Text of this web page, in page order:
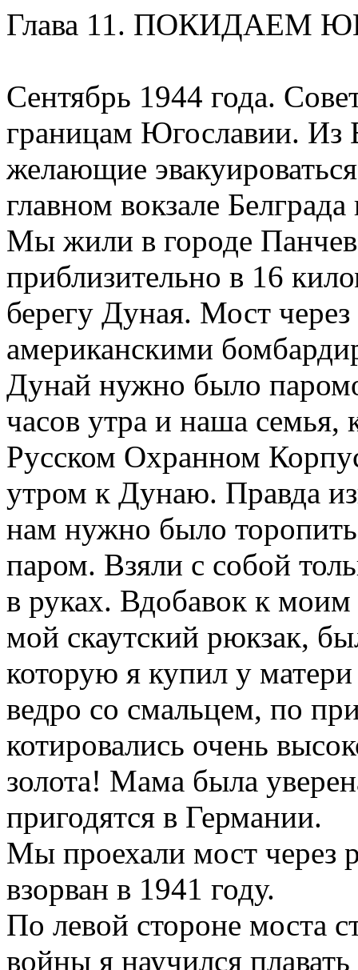
Глава 11. ПОКИДАЕМ
Сентябрь 1944 года.
границам Югославии. Из
желающие
главном вокзале
Мы жили в городе
приблизительно в 16
берегу Дуная. Мост
американскими
Дунай нужно было
часов утра и наша семья,
Русском Охранном
утром к Дунаю. Правда
нам нужно было
паром. Взяли с собой
в руках. Вдобавок к
мой скаутский рюкзак,
которую я купил у
ведро со смальцем, по
котировались очень
золота! Мама была
пригодятся в Германии.
Мы проехали мост через
взорван в 1941 году.
По левой стороне моста
войны я научился